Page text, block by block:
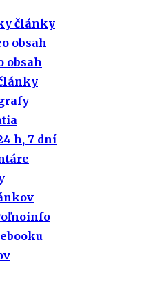
články
obsah
obsah
h, 7 dní